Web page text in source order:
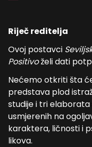
Riječ reditelja
Ovoj postavci
Positivoželi dati
Nećemo otkriti šta
predstava plod
studije i tri
usmjerenih na
karaktera, ličnosti i
likova.